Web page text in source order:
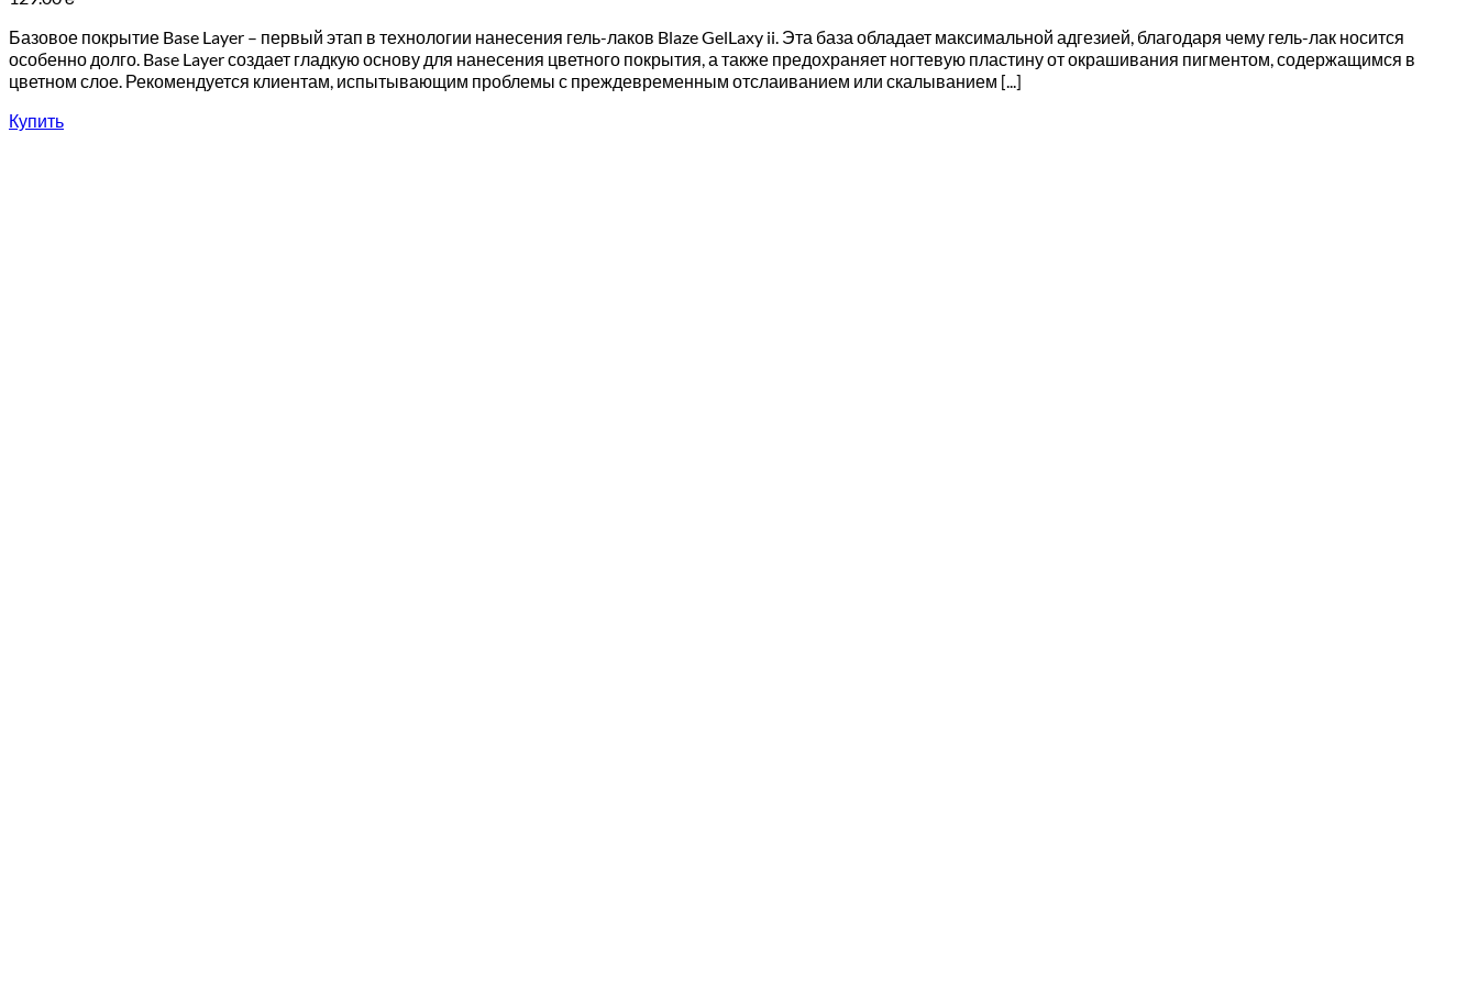
Базовое покрытие Base Layer – первый этап в технологии нанесения гель-лаков Blaze GelLaxy ii. Эта база обладает максимальной адгезией, благодаря чему гель-лак носится
особенно долго. Base Layer создает гладкую основу для нанесения цветного покрытия, а также предохраняет ногтевую пластину от окрашивания пигментом, содержащимся в
цветном слое. Рекомендуется клиентам, испытывающим проблемы с преждевременным отслаиванием или скалыванием [...]
Купить